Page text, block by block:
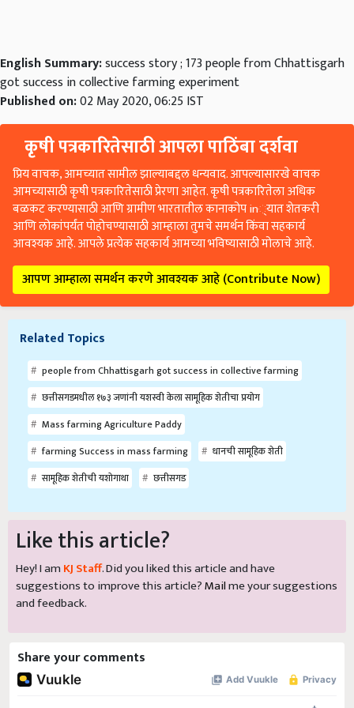
English Summary:success story ; 173 people from Chhattisgarh
got success in collective farming experiment
Published on:02 May 2020, 06:25 IST
कृषी पत्रकारितेसाठी आपला पाठिंबा दर्शवा
प्रिय वाचक, आमच्यात सामील झाल्याबद्दल धन्यवाद. आपल्यासारखे वाचक
आमच्यासाठी कृषी पत्रकारितेसाठी प्रेरणा आहेत. कृषी पत्रकारितेला अधिक
बळकट करण्यासाठी आणि ग्रामीण भारतातील कानाकोप in्यात शेतकरी
आणि लोकांपर्यंत पोहोचण्यासाठी आम्हाला तुमचे समर्थन किंवा सहकार्य
आवश्यक आहे. आपले प्रत्येक सहकार्य आमच्या भविष्यासाठी मोलाचे आहे.
आपण आम्हाला समर्थन करणे आवश्यक आहे (Contribute Now)
Related Topics
people from Chhattisgarh got success in collective farming
छत्तीसगडमधील १७३ जणांनी यशस्वी केला सामूहिक शेतीचा प्रयोग
Mass farming Agriculture Paddy
farming Success in mass farming
धानची सामूहिक शेती
सामूहिक शेतीची यशोगाथा
छत्तीसगड
Like this article?
Hey! I am KJ Staff. Did you liked this article and have
suggestions to improve this article?Mailme your suggestions
and feedback.
Share your comments